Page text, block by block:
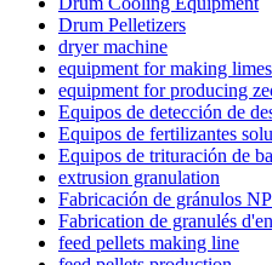
Drum Pelletizers
dryer machine
equipment for making
equipment for producing
Equipos de detección de
Equipos de fertilizantes
Equipos de trituración de
extrusion granulation
Fabricación de gránulos
Fabrication de granulés
feed pellets making line